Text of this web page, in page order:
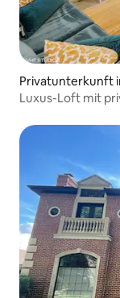
Privatunterkunft
Luxus-Loft mit